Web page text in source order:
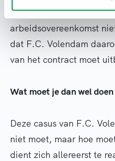
KNVB) tot het oordeel
arbeidsovereenkomst
dat F.C. Volendam
van het contract moet
Wat moet je dan wel
Deze casus van F.C.
niet moet, maar hoe
dient zich allereerst te